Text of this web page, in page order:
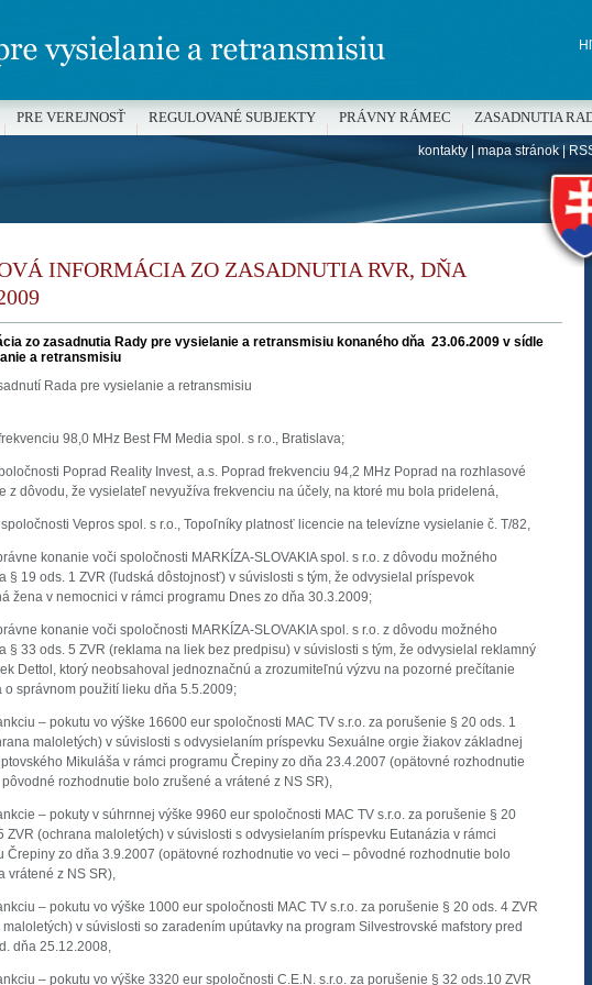
INFORMÁCIA ZO ZASADNUTIA RVR, DŇA
zo zasadnutia Rady pre vysielanie a retransmisiu konaného dňa 23.06.2009 v sídle
a retransmisiu
Rada pre vysielanie a retransmisiu
98,0 MHz Best FM Media spol. s r.o., Bratislava;
Poprad Reality Invest, a.s. Poprad frekvenciu 94,2 MHz Poprad na rozhlasové
z dôvodu, že vysielateľ nevyužíva frekvenciu na účely, na ktoré mu bola pridelená,
Vepros spol. s r.o., Topoľníky platnosť licencie na televízne vysielanie č. T/82,
konanie voči spoločnosti MARKÍZA-SLOVAKIA spol. s r.o. z dôvodu možného
§ 19 ods. 1 ZVR (ľudská dôstojnosť) v súvislosti s tým, že odvysielal príspevok
žena v nemocnici v rámci programu Dnes zo dňa 30.3.2009;
konanie voči spoločnosti MARKÍZA-SLOVAKIA spol. s r.o. z dôvodu možného
§ 33 ods. 5 ZVR (reklama na liek bez predpisu) v súvislosti s tým, že odvysielal reklamný
Dettol, ktorý neobsahoval jednoznačnú a zrozumiteľnú výzvu na pozorné prečítanie
o správnom použití lieku dňa 5.5.2009;
– pokutu vo výške 16600 eur spoločnosti MAC TV s.r.o. za porušenie § 20 ods. 1
maloletých) v súvislosti s odvysielaním príspevku Sexuálne orgie žiakov základnej
Mikuláša v rámci programu Črepiny zo dňa 23.4.2007 (opätovné rozhodnutie
rozhodnutie bolo zrušené a vrátené z NS SR),
– pokuty v súhrnnej výške 9960 eur spoločnosti MAC TV s.r.o. za porušenie § 20
ZVR (ochrana maloletých) v súvislosti s odvysielaním príspevku Eutanázia v rámci
Črepiny zo dňa 3.9.2007 (opätovné rozhodnutie vo veci – pôvodné rozhodnutie bolo
vrátené z NS SR),
– pokutu vo výške 1000 eur spoločnosti MAC TV s.r.o. za porušenie § 20 ods. 4 ZVR
v súvislosti so zaradením upútavky na program Silvestrovské mafstory pred
dňa 25.12.2008,
– pokutu vo výške 3320 eur spoločnosti C.E.N. s.r.o. za porušenie § 32 ods.10 ZVR
PRE VEREJNOSŤ REGULOVANÉ SUBJEKTY PRÁVNY RÁMEC ZASADNUTIA
kontakty| mapa stránok|